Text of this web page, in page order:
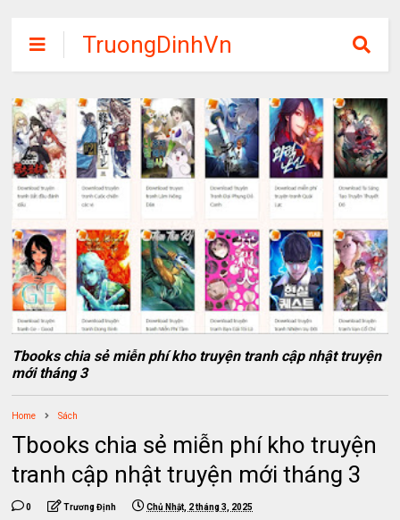
TruongDinhVn
Chia sẽ ebook,
các khóa học,
phần mềm học
tập miễn phí
Tbooks chia sẻ miễn phí kho truyện tranh cập nhật truyện
mới tháng 3
Home Sách
Tbooks chia sẻ miễn phí kho truyện
tranh cập nhật truyện mới tháng 3
0 Trương Định Chủ Nhật, 2 tháng 3, 2025